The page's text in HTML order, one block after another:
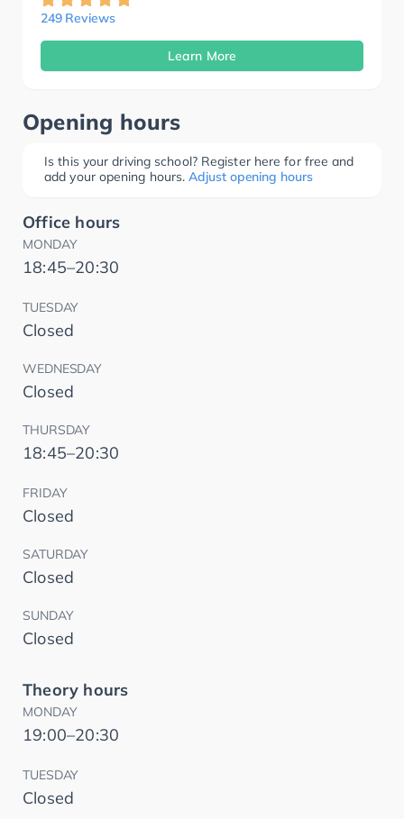
249 Reviews
Learn More
Opening hours
Is this your driving school? Register here for free and
add your opening hours. Adjust opening hours
Office hours
MONDAY
18:45–20:30
TUESDAY
Closed
WEDNESDAY
Closed
THURSDAY
18:45–20:30
FRIDAY
Closed
SATURDAY
Closed
SUNDAY
Closed
Theory hours
MONDAY
19:00–20:30
TUESDAY
Closed